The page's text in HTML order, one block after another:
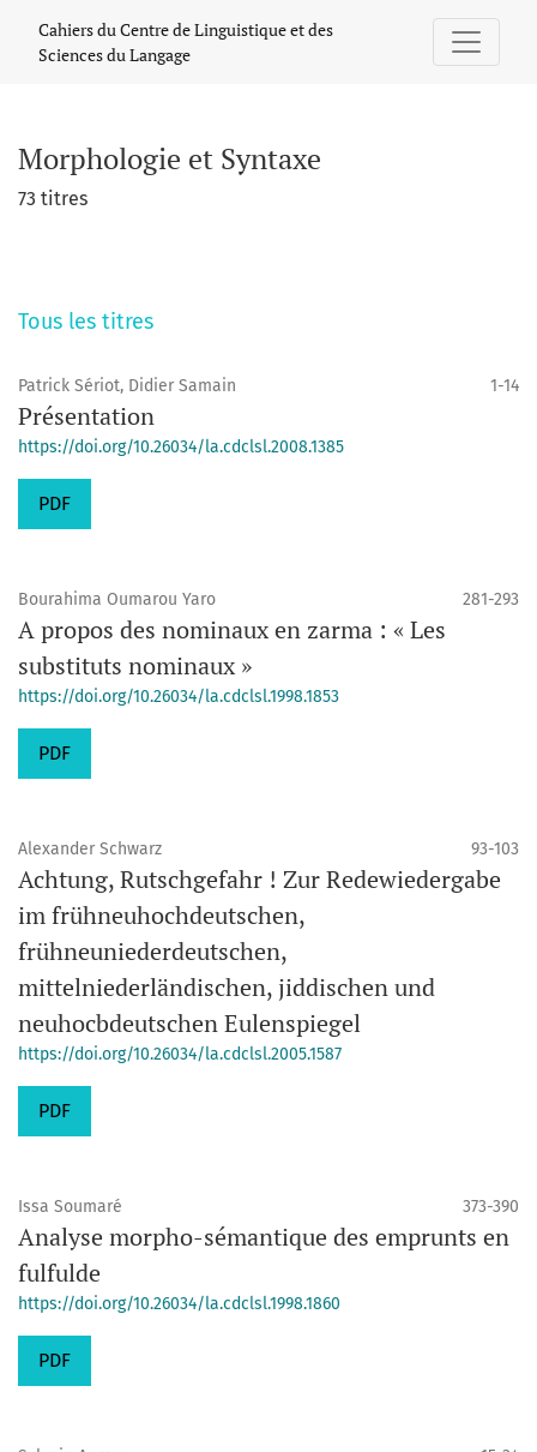
Cahiers du Centre de Linguistique et des
Sciences du Langage
Morphologie et Syntaxe
73 titres
Tous les titres
Patrick Sériot, Didier Samain 1-14
Présentation
https://doi.org/10.26034/la.cdclsl.2008.1385
PDF
Bourahima Oumarou Yaro 281-293
A propos des nominaux en zarma : « Les
substituts nominaux »
https://doi.org/10.26034/la.cdclsl.1998.1853
PDF
Alexander Schwarz 93-103
Achtung, Rutschgefahr ! Zur Redewiedergabe
im frühneuhochdeutschen,
frühneuniederdeutschen,
mittelniederländischen, jiddischen und
neuhocbdeutschen Eulenspiegel
https://doi.org/10.26034/la.cdclsl.2005.1587
PDF
Issa Soumaré 373-390
Analyse morpho-sémantique des emprunts en
fulfulde
https://doi.org/10.26034/la.cdclsl.1998.1860
PDF